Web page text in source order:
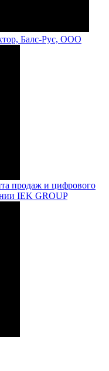
Балс-Рус, ООО
продаж и цифрового
IEK GROUP